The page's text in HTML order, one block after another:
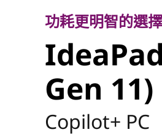
IdeaPad
Gen 11)
功耗更明智的選擇
Gen 11)
Copilot+ PC